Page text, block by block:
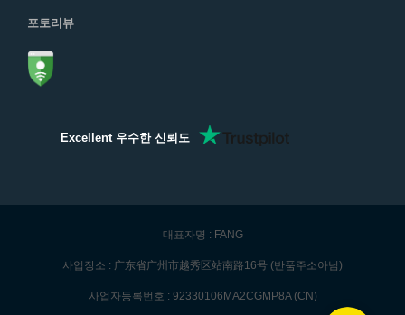
포토리뷰
Excellent 우수한 신뢰도
대표자명 : FANG
사업장소 : 广东省广州市越秀区站南路16号 (반품주소아님)
사업자등록번호 : 92330106MA2CGMP8A (CN)